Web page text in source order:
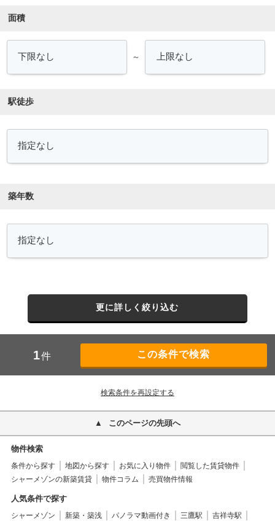
面積
～
駅徒歩
築年数
更に詳しく絞り込む
1件
検索条件を再設定する
このページの先頭へ
物件検索
条件から探す 地図から探す お気に入り物件
閲覧した賃貸物件
シャーメゾンの新築賃貸
物件コラム 売買物件情報
人気条件で探す
シャーメゾン 新築・築浅 パノラマ動画付き 三鷹駅
吉祥寺駅